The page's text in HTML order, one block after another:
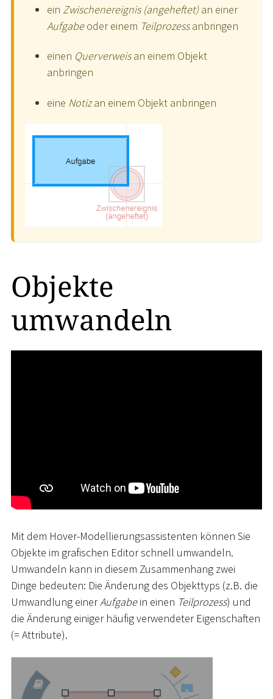
ein Zwischenereignis (angeheftet)an einer
Aufgabeoder einem Teilprozessanbringen
einen Querverweisan einem Objekt
anbringen
eine Notizan einem Objekt anbringen
Objekte
umwandeln
Mit dem Hover-Modellierungsassistenten können Sie
Objekte im grafischen Editor schnell umwandeln.
Umwandeln kann in diesem Zusammenhang zwei
Dinge bedeuten: Die Änderung des Objekttyps (z.B. die
Umwandlung einerAufgabein einen Teilprozess) und
die Änderung einiger häufig verwendeter Eigenschaften
(= Attribute).